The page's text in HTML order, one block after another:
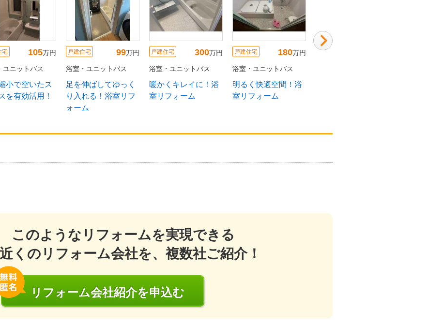
宅 105万円
ユニットバス
小で空いたス
を有効活用！
戸建住宅 99万円
浴室・ユニットバス
足を伸ばしてゆっく
り入れる！浴室リフ
ォーム
戸建住宅 300万円
浴室・ユニットバス
暖かくキレイに！浴
室リフォーム
戸建住宅 180万円
浴室・ユニットバス
明るく快適空間！浴
室リフォーム
戸建住宅
このようなリフォームを実現できる
くのリフォーム会社を、複数社ご紹介！
リフォーム会社紹介を申込む